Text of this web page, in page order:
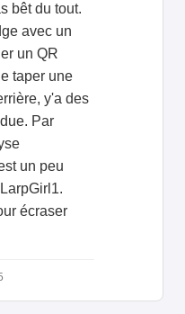
bêt du tout.
avec un
un QR
taper une
y'a des
Par
un peu
écraser